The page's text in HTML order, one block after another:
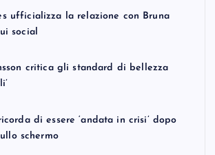
ufficializza la relazione con Bruna
social
critica gli standard di bellezza
di essere ‘andata in crisi’ dopo
schermo